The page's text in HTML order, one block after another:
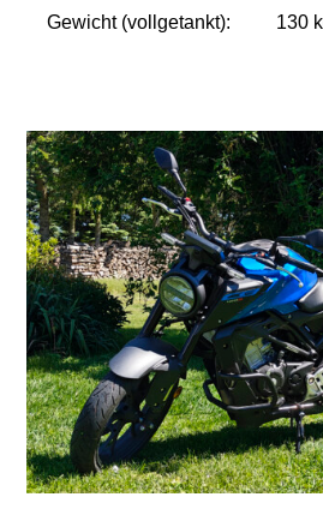
Gewicht (vollgetankt): 130